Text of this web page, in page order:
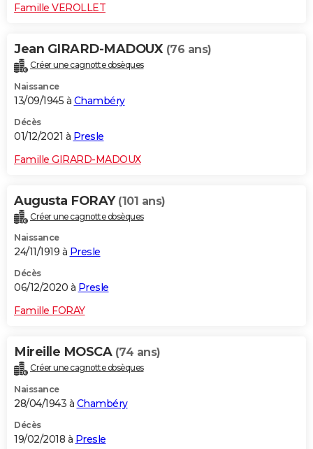
Famille VEROLLET
Jean GIRARD-MADOUX (76 ans)
Créer une cagnotte obsèques
Naissance
13/09/1945 à Chambéry
Décès
01/12/2021 à Presle
Famille GIRARD-MADOUX
Augusta FORAY (101 ans)
Créer une cagnotte obsèques
Naissance
24/11/1919 à Presle
Décès
06/12/2020 à Presle
Famille FORAY
Mireille MOSCA (74 ans)
Créer une cagnotte obsèques
Naissance
28/04/1943 à Chambéry
Décès
19/02/2018 à Presle